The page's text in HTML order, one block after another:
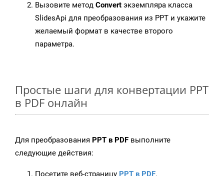
Вызовите метод Convert экземпляра класса
SlidesApi для преобразования из PPT и укажите
желаемый формат в качестве второго
параметра.
Простые шаги для конвертации PPT
в PDF онлайн
Для преобразования PPT в PDF выполните
следующие действия:
Посетите веб-страницу PPT в PDF.